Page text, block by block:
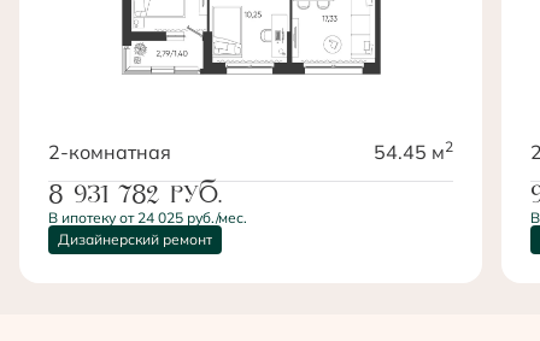
2-комнатная 54.45 м2
8 931 782 руб.
В ипотеку от 24 025 руб./мес.
Дизайнерский ремонт